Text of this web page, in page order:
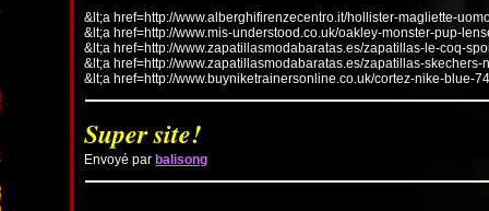
&lt;a href=http://www.alberghifirenzecentro.it/hollister-magliette-
&lt;a href=http://www.mis-understood.co.uk/oakley-monster-pup-
&lt;a href=http://www.zapatillasmodabaratas.es/zapatillas-le-coq-
&lt;a href=http://www.zapatillasmodabaratas.es/zapatillas-
&lt;a href=http://www.buyniketrainersonline.co.uk/cortez-nike-blue-
Super site!
Envoyé par balisong